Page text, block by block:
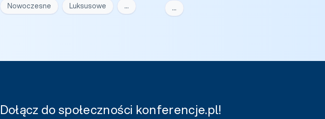
Nowoczesne Luksusowe … …
Dołącz do społeczności konferencje.pl!